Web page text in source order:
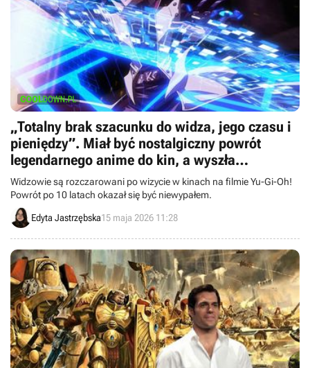
„Totalny brak szacunku do widza, jego czasu i
pieniędzy”. Miał być nostalgiczny powrót
legendarnego anime do kin, a wyszła
katastrofa
Widzowie są rozczarowani po wizycie w kinach na filmie Yu-Gi-Oh!
Powrót po 10 latach okazał się być niewypałem.
Edyta Jastrzębska15 maja 2026 11:28